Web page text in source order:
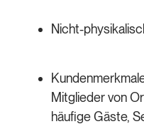
Nicht-
Mitglieder von
häufige Gäste,